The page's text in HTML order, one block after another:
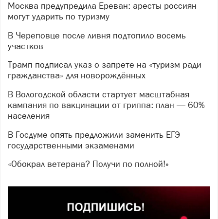
Москва предупредила Ереван: аресты россиян
могут ударить по туризму
В Череповце после ливня подтопило восемь
участков
Трамп подписал указ о запрете на «туризм ради
гражданства» для новорождённых
В Вологодской области стартует масштабная
кампания по вакцинации от гриппа: план — 60%
населения
В Госдуме опять предложили заменить ЕГЭ
государственными экзаменами
«Обокрал ветерана? Получи по полной!»